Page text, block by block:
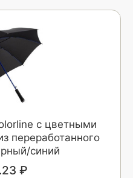
с цветными
переработанного
синий
₽